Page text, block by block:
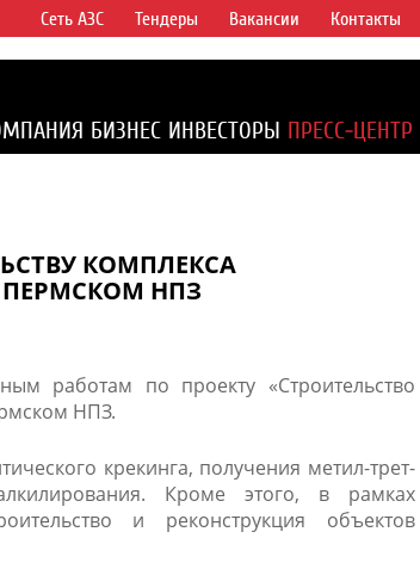
Сеть АЗС Тендеры Вакансии Контакты
БИЗНЕС ИНВЕСТОРЫ ПРЕСС-ЦЕНТР
КОМПЛЕКСА
ПЕРМСКОМ НПЗ
работам по проекту «Строительство
НПЗ.
крекинга, получения метил-трет-
Кроме этого, в рамках
и реконструкция объектов